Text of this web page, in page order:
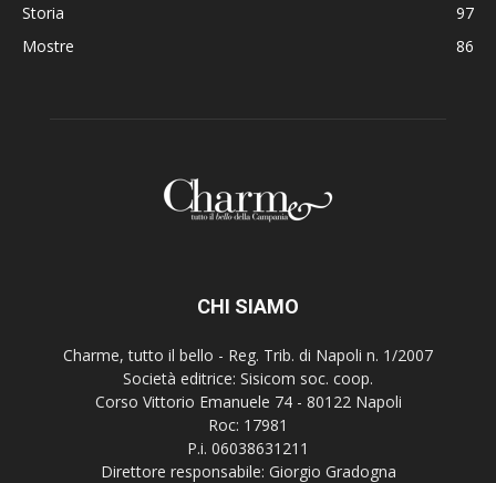
Storia
97
Mostre
86
CHI SIAMO
Charme, tutto il bello - Reg. Trib. di Napoli n. 1/2007
Società editrice: Sisicom soc. coop.
Corso Vittorio Emanuele 74 - 80122 Napoli
Roc: 17981
P.i. 06038631211
Direttore responsabile: Giorgio Gradogna